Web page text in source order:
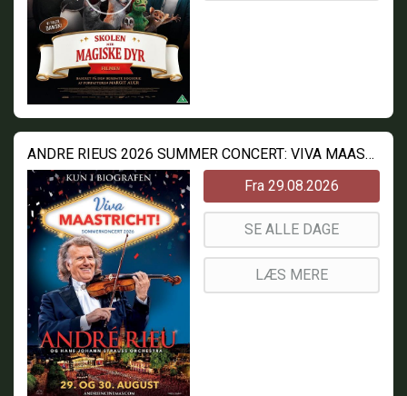
ANDRE RIEUS 2026 SUMMER CONCERT: VIVA MAASTRICHT!
Fra 29.08.2026
SE ALLE DAGE
LÆS MERE